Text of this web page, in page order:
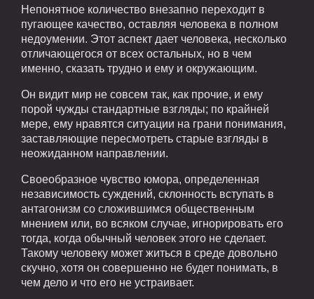
Непонятное количество внезапно переходит в
пугающее качество, оставляя человека в полном
недоумении. Этот аспект дает человека, несколько
отличающегося от всех остальных, но в чем
именно, сказать трудно и ему и окружающим.
Он видит мир не совсем так, как прочие, и ему
порой чужды стандартные взгляды; по крайней
мере, ему нравятся ситуации на грани понимания,
заставляющие пересмотреть старые взгляды в
неожиданном направлении.
Своеобразное чувство юмора, определенная
независимость суждений, склонность вступать в
антагонизм со сложившимся общественным
мнением или, во всяком случае, игнорировать его
тогда, когда обычный человек этого не сделает.
Такому человеку может житься в среде довольно
скучно, хотя он совершенно не будет понимать, в
чем дело и что его не устраивает.